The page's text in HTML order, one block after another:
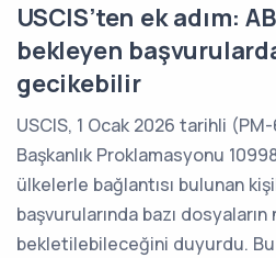
USCIS’ten ek adım:
bekleyen
gecikebilir
USCIS, 1 Ocak 2026 tarihli
Başkanlık Proklamasyonu
ülkelerle bağlantısı bulunan
başvurularında bazı
bekletilebileceğini duyurdu. Bu